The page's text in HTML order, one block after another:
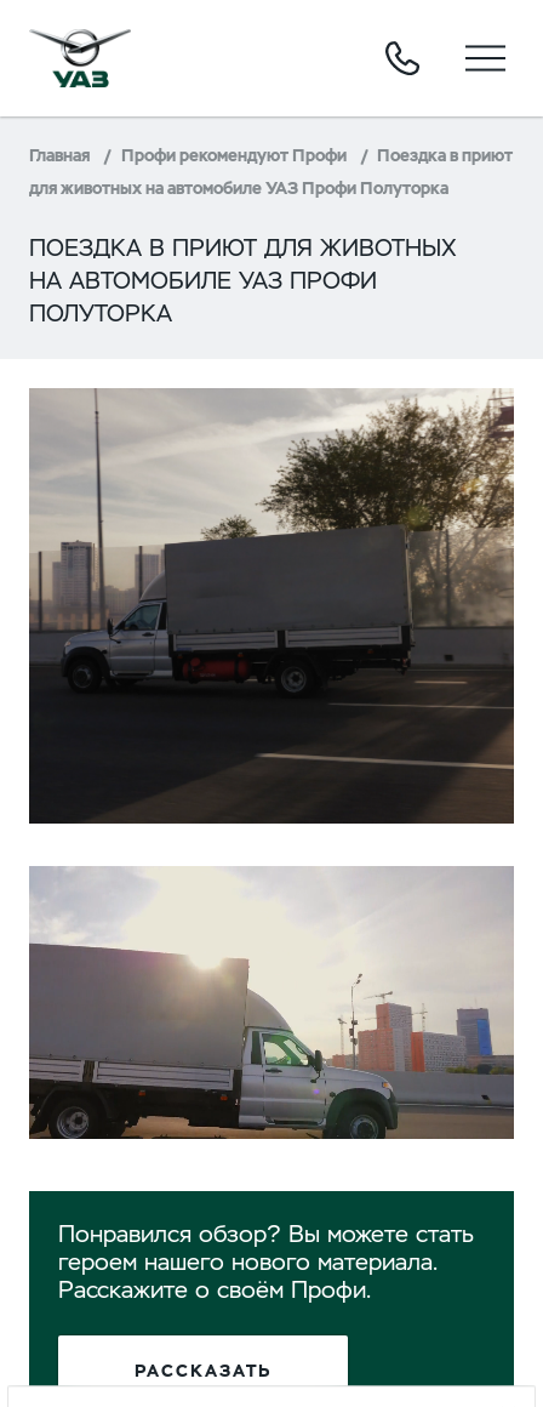
Главная Профи рекомендуют Профи
Поездка в приют
для животных на автомобиле УАЗ Профи Полуторка
ПОЕЗДКА В ПРИЮТ ДЛЯ ЖИВОТНЫХ
НА АВТОМОБИЛЕ УАЗ ПРОФИ
ПОЛУТОРКА
Понравился обзор? Вы можете стать
героем нашего нового материала.
Расскажите о своём Профи.
РАССКАЗАТЬ